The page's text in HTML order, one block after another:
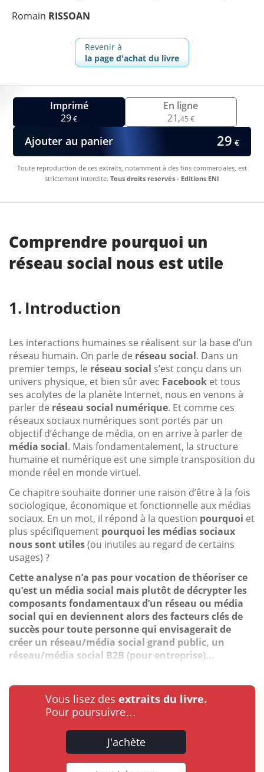
Romain RISSOAN
Revenir à
la page d'achat du livre
Imprimé
29€
En ligne
21,45 €
Ajouter au panier 29 €
Toute reproduction de ces extraits, notamment à des fins commerciales, est
strictement interdite. Tous droits reservés - Editions ENI
Comprendre pourquoi un
réseau social nous est utile
Introduction
Les interactions humaines se réalisent sur la base d’un
réseau humain. On parle de réseau social. Dans un
premier temps, le réseau social s’est conçu dans un
univers physique, et bien sûr avec Facebook et tous
ses acolytes de la planète Internet, nous en venons à
parler de réseau social numérique. Et comme ces
réseaux sociaux numériques sont portés par un
objectif d’échange de média, on en arrive à parler de
média social. Mais fondamentalement, la structure
humaine et numérique est une simple transposition du
monde réel en monde virtuel.
Ce chapitre souhaite donner une raison d’être à la fois
sociologique, économique et fonctionnelle aux médias
sociaux. En un mot, il répond à la question pourquoi et
plus spécifiquement pourquoi les médias sociaux
nous sont utiles(ou inutiles au regard de certains
usages) ?
Cette analyse n’a pas pour vocation de théoriser ce
qu’est un média social mais plutôt de décrypter les
composants fondamentaux d’un réseau ou média
social qui en deviennent alors des facteurs clés de
succès pour toute personne qui envisagerait de
créer un réseau/média social grand public, un
réseau/média social B2B (pour entreprise)...
Vous lisez des extraits du livre.
Pour poursuivre…
J'achète